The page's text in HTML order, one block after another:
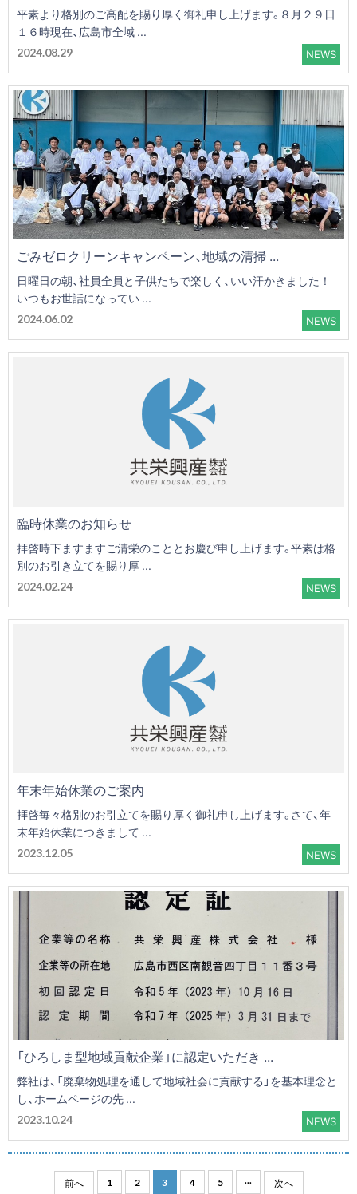
平素より格別のご高配を賜り厚く御礼申し上げます。８月２９日
１６時現在、広島市全域 ...
2024.08.29 NEWS
ごみゼロクリーンキャンペーン、地域の清掃 ...
日曜日の朝、社員全員と子供たちで楽しく、いい汗かきました！
いつもお世話になってい ...
2024.06.02 NEWS
臨時休業のお知らせ
拝啓時下ますますご清栄のこととお慶び申し上げます。平素は格
別のお引き立てを賜り厚 ...
2024.02.24 NEWS
年末年始休業のご案内
拝啓毎々格別のお引立てを賜り厚く御礼申し上げます。さて、年
末年始休業につきまして ...
2023.12.05 NEWS
「ひろしま型地域貢献企業」に認定いただき ...
弊社は、「廃棄物処理を通して地域社会に貢献する」を基本理念と
し、ホームページの先 ...
2023.10.24 NEWS
前へ 1 2 3 4 5 ... 次へ